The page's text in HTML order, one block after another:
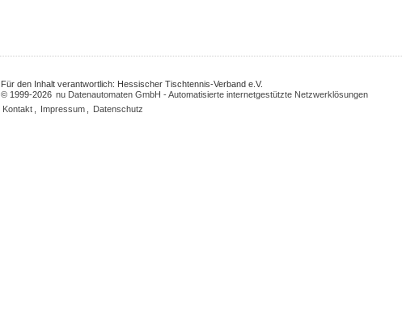
Für den Inhalt verantwortlich: Hessischer Tischtennis-Verband e.V.
© 1999-2026 nu Datenautomaten GmbH - Automatisierte internetgestützte Netzwerklösungen
Kontakt
Impressum Datenschutz